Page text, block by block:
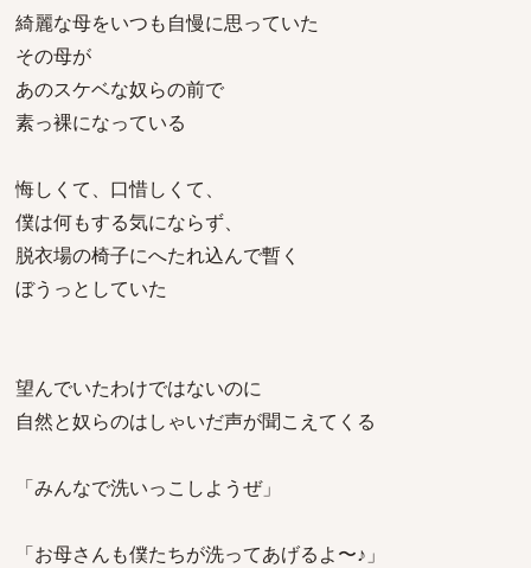
綺麗な母をいつも自慢に思っていた
その母が
あのスケベな奴らの前で
素っ裸になっている
悔しくて、口惜しくて、
僕は何もする気にならず、
脱衣場の椅子にへたれ込んで暫く
ぼうっとしていた
望んでいたわけではないのに
自然と奴らのはしゃいだ声が聞こえてくる
「みんなで洗いっこしようぜ」
「お母さんも僕たちが洗ってあげるよ〜♪」